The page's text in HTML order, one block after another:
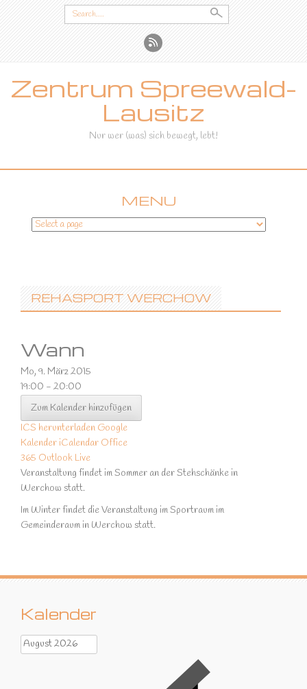
Search
for:
Zentrum Spreewald-
Lausitz
Nur wer (was) sich bewegt, lebt!
MENU
SKIP
REHASPORT WERCHOW
Wann
Mo, 9. März 2015
19:00 - 20:00
Zum Kalender hinzufügen
ICS herunterladen Google
Kalender iCalendar Office
365 Outlook Live
Veranstaltung findet im Sommer an der Stehschänke in
Werchow statt.
Im Winter findet die Veranstaltung im Sportraum im
Gemeinderaum in Werchow statt.
Kalender